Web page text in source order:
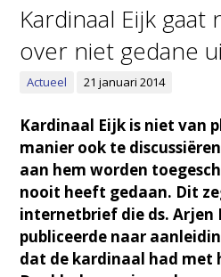
Kardinaal Eijk gaat
over niet gedane
Actueel 21 januari 2014
Kardinaal Eijk is niet van
manier ook te
aan hem worden
nooit heeft gedaan. Dit
internetbrief die ds. Arjen
publiceerde naar
dat de kardinaal had met